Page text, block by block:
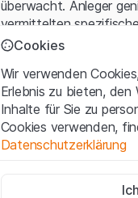
überwacht. Anleger
vermittelten
Mit dem Zugriff auf
(die "Website")
Informationen und die
Nutzungsbedingungen
Wenn Sie mit den
Cookies
Wir verwenden
Erlebnis zu bieten, den
Inhalte für Sie zu
Cookies verwenden,
Datenschutzerklärung
Diese Cookies sind für